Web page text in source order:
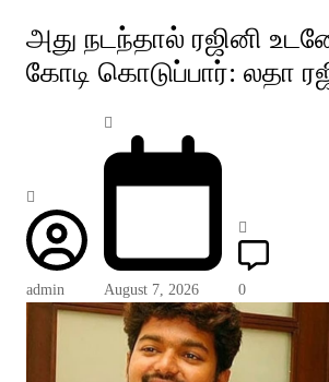
அது நடந்தால் ரஜினி
கோடி கொடுப்பார்: லதா
admin August 7, 2026 0